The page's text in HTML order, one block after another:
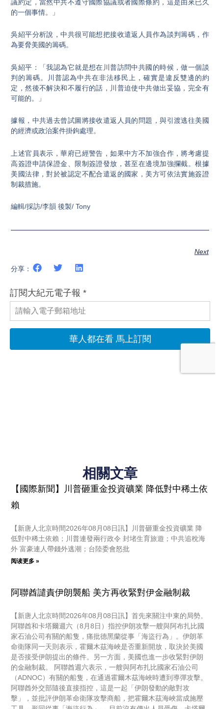
議約定，當然中共不遵守國際協議或者國際條約，這是由來已久
的一個事情。」
吳紹平分析說，中共很可能想把接收遣返人員作為談判籌碼，作
為要脅美國的籌碼。
吳紹平：「我認為它就是想在川普訪問中共國的時候，做一個談
判的籌碼。川普認為中共在非法移民上，確實是違反雙邊的約
定，然後不解決和不履行的話，川普迫使中共做出妥協，完全有
可能的。」
據報，中共過去曾試圖將接收遣返人員的問題，與引渡逃往美國
的經濟或政治案件掛鉤處理。
上述官員表示，華府已經警告，如果中方不加強合作，將考慮提
高簽證申請保證金、限制簽證發放，甚至在邊境加強攔截。根據
美國法律，對於被認定不配合遣返的國家，美方可依法實施簽證
制裁措施。
編輯/採訪/李韻 後製/ Tony
Next
分享：
相關文章
【國際新聞】川普砸重金投資礦業 降低對中稀土依
賴
【新唐人北京時間2026年08月08日訊】川普砸重金投資礦業 降
低對中稀土依賴；川普連發兩行政令 封堵生育旅遊；中共追稅海
外 富豪連人帶錢外逃潮；台陸委會怒批
阅读更多 »
阿聯酋譴責伊朗襲船 美方再收緊對伊金融制裁
【新唐人北京時間2026年08月08日訊】首先來關注中東的局勢。
阿聯酋和卡塔爾週六（8月8日）指控伊朗攻擊一艘與阿布扎比國
家石油公司有關的船隻，痛批德黑蘭從事「海盜行為」。伊朗革
命衛隊同一天則表示，霍爾木茲海峽是否重新開放，取決於美國
是否接受伊朗提出的條件。另一方面，美國也進一步收緊對伊朗
的金融制裁。 阿聯酋週六表示，一艘與阿布扎比國家石油公司
（ADNOC）有關的船隻，在通過霍爾木茲海峽時遭到導彈攻擊。
阿聯酋外交部隨後直接指控，這是一起「伊朗發動的敵對攻
擊」，並批評伊朗革命衛隊攻擊商船，把霍爾木茲海峽當成施壓